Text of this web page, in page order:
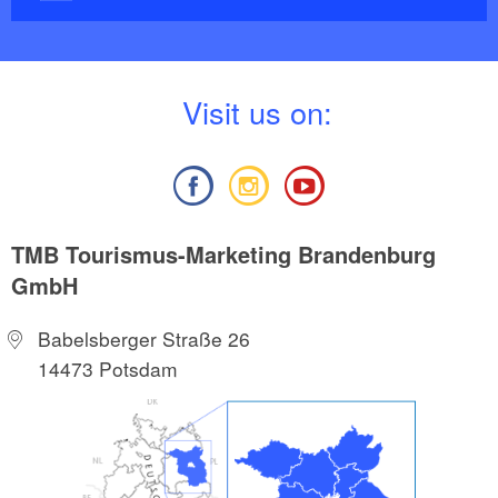
Visit us on:
TMB Tourismus-Marketing Brandenburg
GmbH
Babelsberger Straße 26
14473 Potsdam